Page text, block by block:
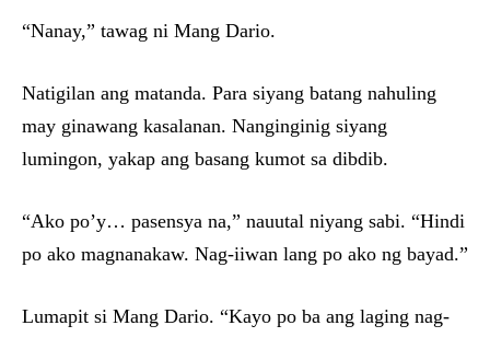
“Nanay,” tawag ni Mang Dario.
Natigilan ang matanda. Para siyang batang nahuling
may ginawang kasalanan. Nanginginig siyang
lumingon, yakap ang basang kumot sa dibdib.
“Ako po’y… pasensya na,” nauutal niyang sabi. “Hindi
po ako magnanakaw. Nag-iiwan lang po ako ng bayad.”
Lumapit si Mang Dario. “Kayo po ba ang laging nag-